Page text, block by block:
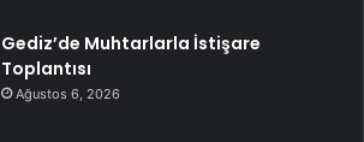
Gediz’de Muhtarlarla İstişare
Toplantısı
Ağustos 6, 2026